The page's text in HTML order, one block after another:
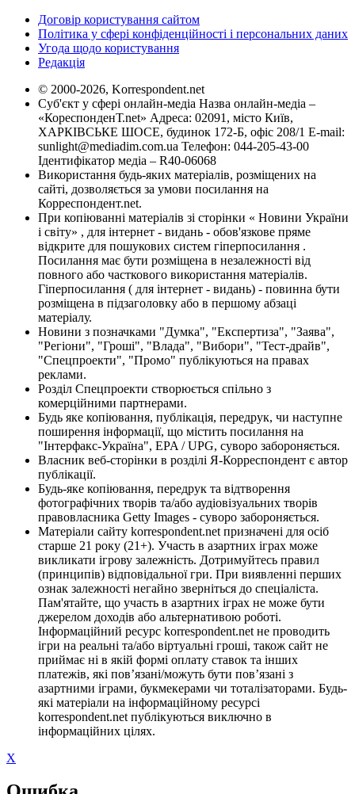
Договір користування сайтом
Політика у сфері конфіденційності і персональних даних
Угода щодо користування
Редакція
© 2000-2026, Korrespondent.net
Суб'єкт у сфері онлайн-медіа Назва онлайн-медіа –
«КореспонденТ.net» Адреса: 02091, місто Київ,
ХАРКІВСЬКЕ ШОСЕ, будинок 172-Б, офіс 208/1 E-mail:
sunlight@mediadim.com.ua Телефон: 044-205-43-00
Ідентифікатор медіа – R40-06068
Використання будь-яких матеріалів, розміщених на
сайті, дозволяється за умови посилання на
Корреспондент.net.
При копіюванні матеріалів зі сторінки « Новини України
і світу» , для інтернет - видань - обов'язкове пряме
відкрите для пошукових систем гіперпосилання .
Посилання має бути розміщена в незалежності від
повного або часткового використання матеріалів.
Гіперпосилання ( для інтернет - видань) - повинна бути
розміщена в підзаголовку або в першому абзаці
матеріалу.
Новини з позначками "Думка", "Експертиза", "Заява",
"Регіони", "Гроші", "Влада", "Вибори", "Тест-драйв",
"Спецпроекти", "Промо" публікуються на правах
реклами.
Розділ Спецпроекти створюється спільно з
комерційними партнерами.
Будь яке копіювання, публікація, передрук, чи наступне
поширення інформації, що містить посилання на
"Інтерфакс-Україна", EPA / UPG, суворо забороняється.
Власник веб-сторінки в розділі Я-Корреспондент є автор
публікації.
Будь-яке копіювання, передрук та відтворення
фотографічних творів та/або аудіовізуальних творів
правовласника Getty Images - суворо забороняється.
Матеріали сайту korrespondent.net призначені для осіб
старше 21 року (21+). Участь в азартних іграх може
викликати ігрову залежність. Дотримуйтесь правил
(принципів) відповідальної гри. При виявленні перших
ознак залежності негайно зверніться до спеціаліста.
Пам'ятайте, що участь в азартних іграх не може бути
джерелом доходів або альтернативою роботі.
Інформаційний ресурс korrespondent.net не проводить
ігри на реальні та/або віртуальні гроші, також сайт не
приймає ні в якій формі оплату ставок та інших
платежів, які пов’язані/можуть бути пов’язані з
азартними іграми, букмекерами чи тоталізаторами. Будь-
які матеріали на інформаційному ресурсі
korrespondent.net публікуються виключно в
інформаційних цілях.
X